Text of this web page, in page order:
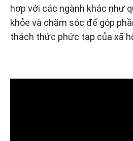
hợp với các ngành khác như
khỏe và chăm sóc để góp
thách thức phức tạp của xã